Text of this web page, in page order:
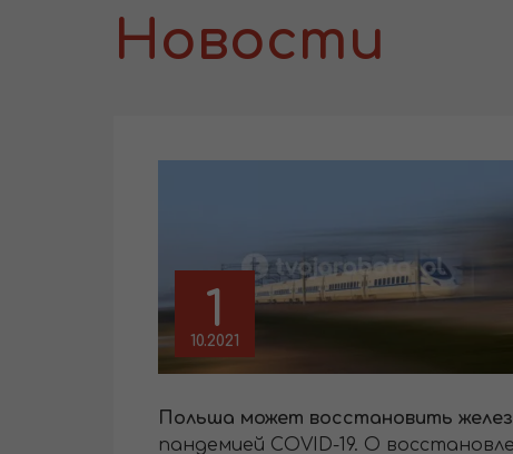
Новости
1
10.2021
Польша может восстановить
пандемией COVID-19. О